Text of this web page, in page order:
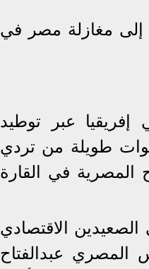
إلى مغازلة مصر في
عبر توطيد
طويلة من تردي
المصرية في القارة
الاقتصادي
المصري عبدالفتاح